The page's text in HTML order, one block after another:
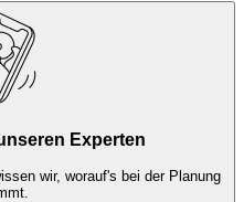
Experten
wir, worauf's bei der Planung